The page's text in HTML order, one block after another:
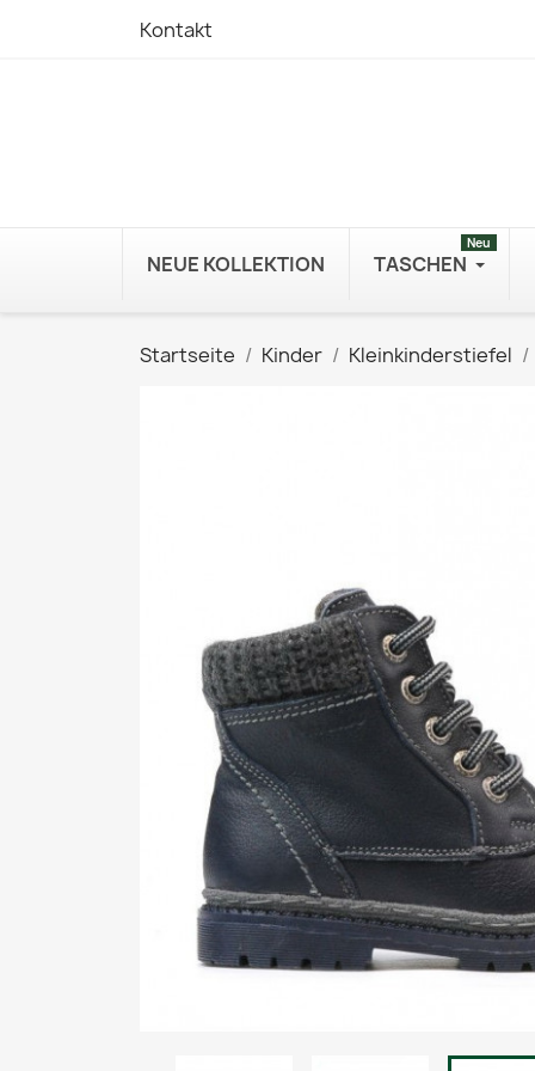
Kontakt
NEUE KOLLEKTION TASCHEN
Neu
Startseite Kinder Kleinkinderstiefel